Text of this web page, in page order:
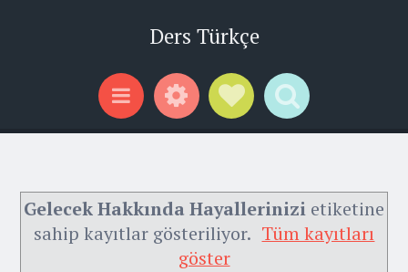
Ders Türkçe
Menu WidgetsSocial Links
Search
Gelecek Hakkında Hayallerinizi etiketine
sahip kayıtlar gösteriliyor. Tüm kayıtları
göster